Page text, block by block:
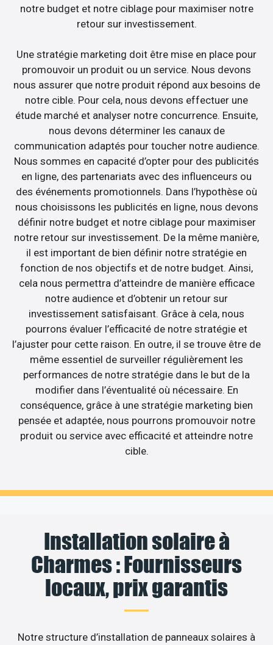
notre budget et notre ciblage pour maximiser notre
retour sur investissement.
Une stratégie marketing doit être mise en place pour
promouvoir un produit ou un service. Nous devons
nous assurer que notre produit répond aux besoins de
notre cible. Pour cela, nous devons effectuer une
étude marché et analyser notre concurrence. Ensuite,
nous devons déterminer les canaux de
communication adaptés pour toucher notre audience.
Nous sommes en capacité d’opter pour des publicités
en ligne, des partenariats avec des influenceurs ou
des événements promotionnels. Dans l’hypothèse où
nous choisissons les publicités en ligne, nous devons
définir notre budget et notre ciblage pour maximiser
notre retour sur investissement. De la même manière,
il est important de bien définir notre stratégie en
fonction de nos objectifs et de notre budget. Ainsi,
cela nous permettra d’atteindre de manière efficace
notre audience et d’obtenir un retour sur
investissement satisfaisant. Grâce à cela, nous
pourrons évaluer l’efficacité de notre stratégie et
l’ajuster pour cette raison. En outre, il se trouve être de
même essentiel de surveiller régulièrement les
performances de notre stratégie dans le but de la
modifier dans l’éventualité où nécessaire. En
conséquence, grâce à une stratégie marketing bien
pensée et adaptée, nous pourrons promouvoir notre
produit ou service avec efficacité et atteindre notre
cible.
Installation solaire à
Charmes : Fournisseurs
locaux, prix garantis
Notre structure d’installation de panneaux solaires à